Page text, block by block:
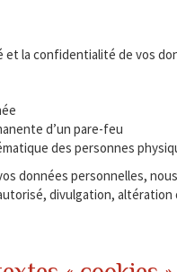
et la confidentialité de vos
d’un pare-feu
des personnes
données personnelles,
divulgation,